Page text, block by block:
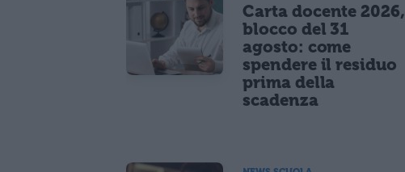
Carta docente 2026,
blocco del 31
agosto: come
spendere il residuo
prima della
scadenza